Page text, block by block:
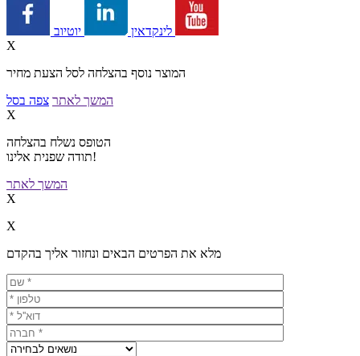
לינקדאין
X
המוצר נוסף בהצלחה לסל הצעת מחיר
המשך לאתר צפה בסל
X
הטופס נשלח בהצלחה
תודה שפנית אלינו!
המשך לאתר
X
X
מלא את הפרטים הבאים ונחזור אליך בהקדם